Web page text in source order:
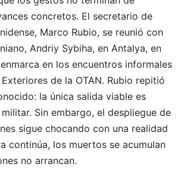
concretos. El secretario de
Marco Rubio, se reunió con
Andriy Sybiha, en Antalya, en
en los encuentros informales
de la OTAN. Rubio repitió
la única salida viable es
Sin embargo, el despliegue de
sigue chocando con una realidad
continúa, los muertos se acumulan
no arrancan.